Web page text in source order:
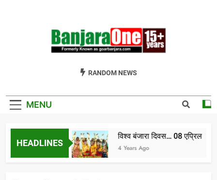
Welcome To
GoarBanjara.com
RANDOM NEWS
MENU
HEADLINES
भाग-1
विश्व बंजारा दिवस… 08 एप्रिल
4 Years Ago